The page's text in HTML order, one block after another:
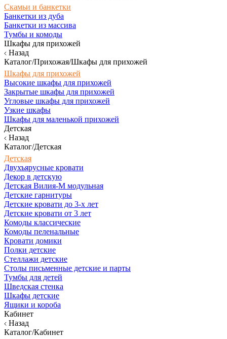
Скамьи и банкетки
Банкетки из дуба
Банкетки из массива
Тумбы и комоды
Шкафы для прихожей
Назад
Каталог/Прихожая/Шкафы для прихожей
Шкафы для прихожей
Высокие шкафы для прихожей
Закрытые шкафы для прихожей
Угловые шкафы для прихожей
Узкие шкафы
Шкафы для маленькой прихожей
Детская
Назад
Каталог/Детская
Детская
Двухъярусные кровати
Декор в детскую
Детская Вилия-М модульная
Детские гарнитуры
Детские кровати до 3-х лет
Детские кровати от 3 лет
Комоды классические
Комоды пеленальные
Кровати домики
Полки детские
Стеллажи детские
Столы письменные детские и парты
Тумбы для детей
Шведская стенка
Шкафы детские
Ящики и короба
Кабинет
Назад
Каталог/Кабинет